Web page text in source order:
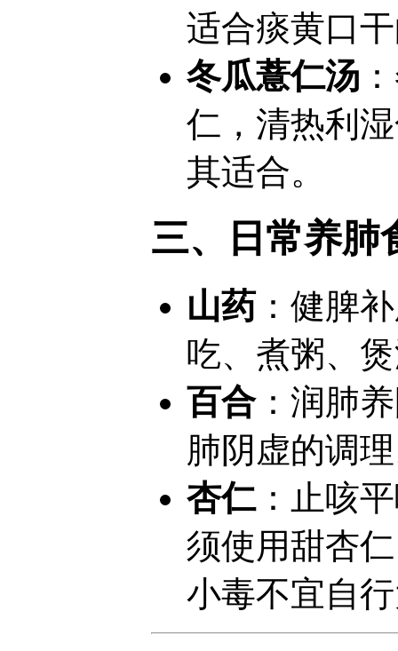
适合痰黄口
冬瓜薏仁汤
仁，清热利
其适合。
三、日常养肺
山药：健脾
吃、煮粥、
百合：润肺
肺阴虚的调
杏仁：止咳
须使用甜杏
小毒不宜自